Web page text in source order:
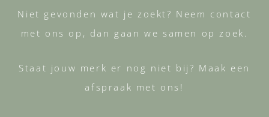
Niet gevonden wat je zoekt? Neem contact
met ons op, dan gaan we samen op zoek.
Staat jouw merk er nog niet bij? Maak een
afspraak met ons!